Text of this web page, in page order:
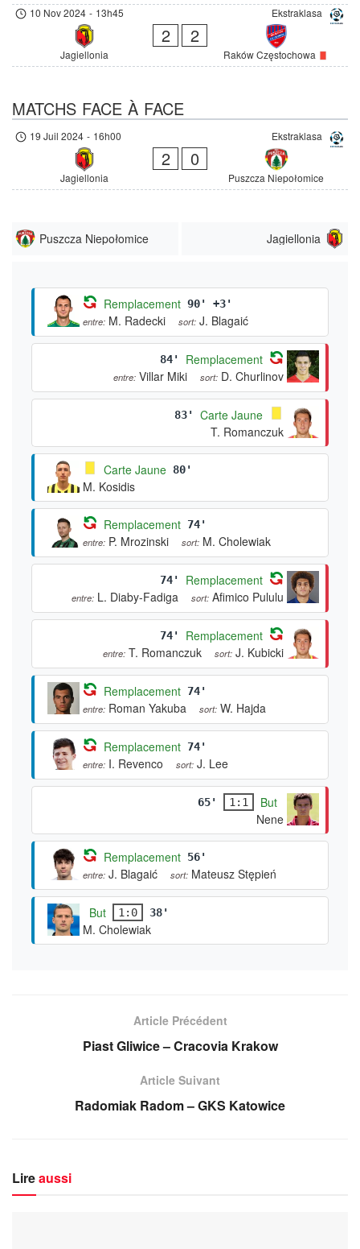
Ekstraklasa
10 Nov 2024 - 13h45
Jagiellonia
2 2
Raków Częstochowa
MATCHS FACE À FACE
Ekstraklasa
19 Juil 2024 - 16h00
Jagiellonia
2 0
Puszcza Niepołomice
Puszcza Niepołomice Jagiellonia
Remplacement 90' +3'
entre: M. Radecki sort: J. Blagaić
84' Remplacement
entre: Villar Miki sort: D. Churlinov
83'
Carte Jaune
T. Romanczuk
Carte Jaune 80'
M. Kosidis
Remplacement 74'
entre: P. Mrozinski sort: M. Cholewiak
74' Remplacement
entre: L. Diaby-Fadiga sort: Afimico Pululu
74' Remplacement
entre: T. Romanczuk sort: J. Kubicki
Remplacement 74'
entre: Roman Yakuba sort: W. Hajda
Remplacement 74'
entre: I. Revenco sort: J. Lee
65' 1:1
But
Nene
Remplacement 56'
entre: J. Blagaić sort: Mateusz Stępień
But 1:0 38'
M. Cholewiak
Article Précédent
Piast Gliwice – Cracovia Krakow
Article Suivant
Radomiak Radom – GKS Katowice
Lireaussi